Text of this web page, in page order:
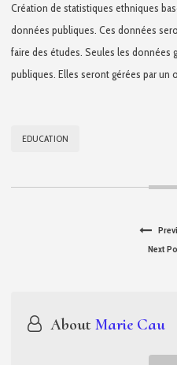
Création de statistiques ethniques
données publiques. Ces données
faire des études. Seules les données
publiques. Elles seront gérées par un
EDUCATION
Next
About Marie Cau